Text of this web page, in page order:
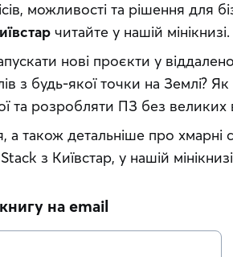
можливості та рішення для
читайте у нашій мінікнизі.
нові проєкти у
з будь-якої точки на Землі?
та розробляти ПЗ без великих
а також детальніше про хмарні
з Київстар, у нашій
на email